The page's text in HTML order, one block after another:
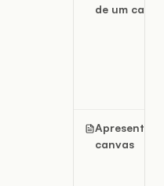
de um
Apresentar
canvas